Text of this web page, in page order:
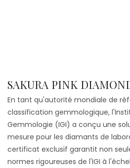
SAKURA PINK
En tant qu'autorité mondiale de
classification gemmologique,
Gemmologie (IGI) a conçu une
mesure pour les diamants de
certificat exclusif garantit non
normes rigoureuses de l'IGI à